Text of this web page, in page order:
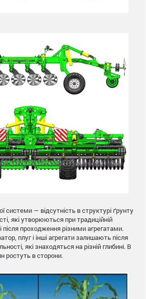
системи — відсутність в структурі ґрунту
які утворюються при традиційній
після проходження різними агрегатами.
плуг і інші агрегати залишають після
які знаходяться на різній глибині. В
ростуть в сторони.